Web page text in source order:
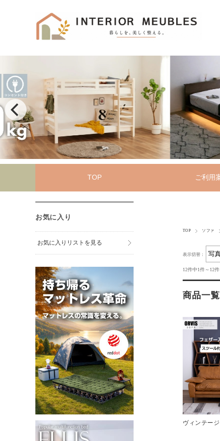
TOP ご利用
TOP ソファ
表示切替：
12件中1件～12
商品一覧
お気に入り
お気に入りリストを見る